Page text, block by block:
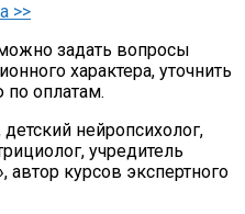
>>
задать вопросы
характера, уточнить
оплатам.
нейропсихолог,
учредитель
автор курсов экспертного